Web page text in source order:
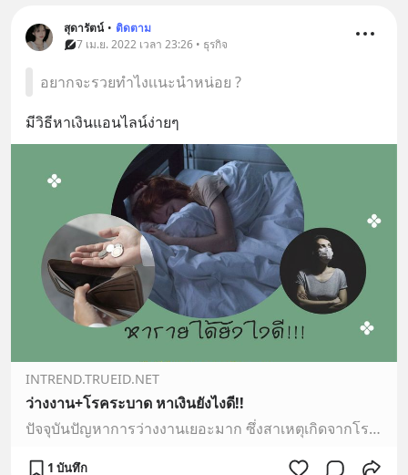
สุดารัตน์ • ติดตาม
7 เม.ย. 2022 เวลา 23:26 • ธุรกิจ
อยากจะรวยทำไงเเนะนำหน่อย ?
มีวิธีหาเงินแอนไลน์ง่ายๆ
INTREND.TRUEID.NET
ว่างงาน+โรคระบาด หาเงินยังไงดี!!
ปัจจุบันปัญหาการว่างงานเยอะมาก ซึ่งสาเหตุเกิดจากโรคระบาดโควิด-19. ซึ่งมีผลกระทบต่อรายได้ของประชาชนเป็นอย่างมาก ทำให้คนไม่มีงานทำ ไม่มีเงินใช้ วันนี้เลยจะมาแนะนำงานที่ไม่ต้องไปทำข้างนอก สามารถทำในบ้านส
1 บันทึก